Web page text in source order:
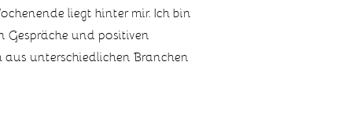
liegt hinter mir. Ich bin
Gespräche und positiven
unterschiedlichen Branchen